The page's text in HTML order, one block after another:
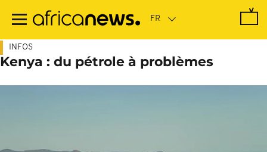
contenu
INFOS
Kenya : du pétrole à problèmes